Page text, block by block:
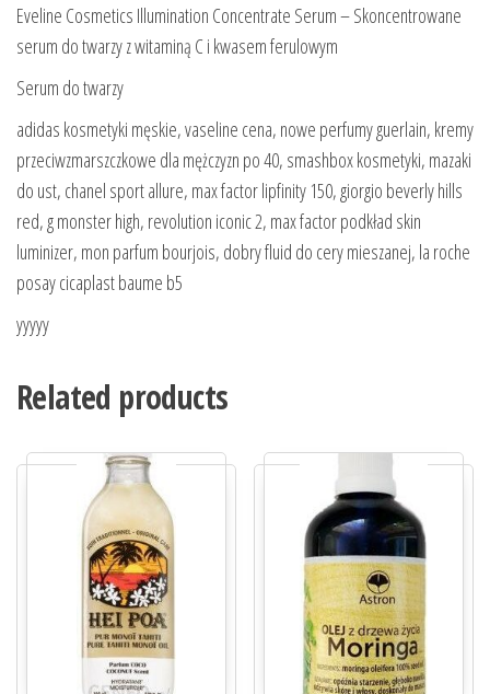
Eveline Cosmetics Illumination Concentrate Serum – Skoncentrowane
serum do twarzy z witaminą C i kwasem ferulowym
Serum do twarzy
adidas kosmetyki męskie, vaseline cena, nowe perfumy guerlain, kremy
przeciwzmarszczkowe dla mężczyzn po 40, smashbox kosmetyki, mazaki
do ust, chanel sport allure, max factor lipfinity 150, giorgio beverly hills
red, g monster high, revolution iconic 2, max factor podkład skin
luminizer, mon parfum bourjois, dobry fluid do cery mieszanej, la roche
posay cicaplast baume b5
yyyyy
Related products